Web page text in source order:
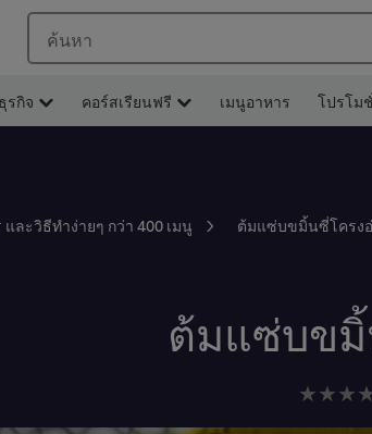
ค้นหา
รกิจ คอร์สเรียนฟรี เมนูอาหาร โปรโม
ละวิธีทำง่ายๆ กว่า 400 เมนู ต้มแซ่บขมิ้นซี่โครง
ต้มแซ่บข